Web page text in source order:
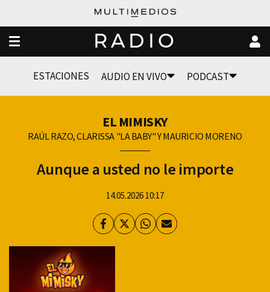
RADIO
ESTACIONES AUDIO EN VIVO PODCAST
EL MIMISKY
RAÚL RAZO, CLARISSA "LA BABY" Y MAURICIO MORENO
Aunque a usted no le importe
14.05.2026 10:17
Facebook
TwitterWhatsapp
Enviar